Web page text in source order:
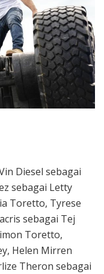
Diesel sebagai
sebagai Letty
Toretto, Tyrese
sebagai Tej
Toretto,
Helen Mirren
Theron sebagai